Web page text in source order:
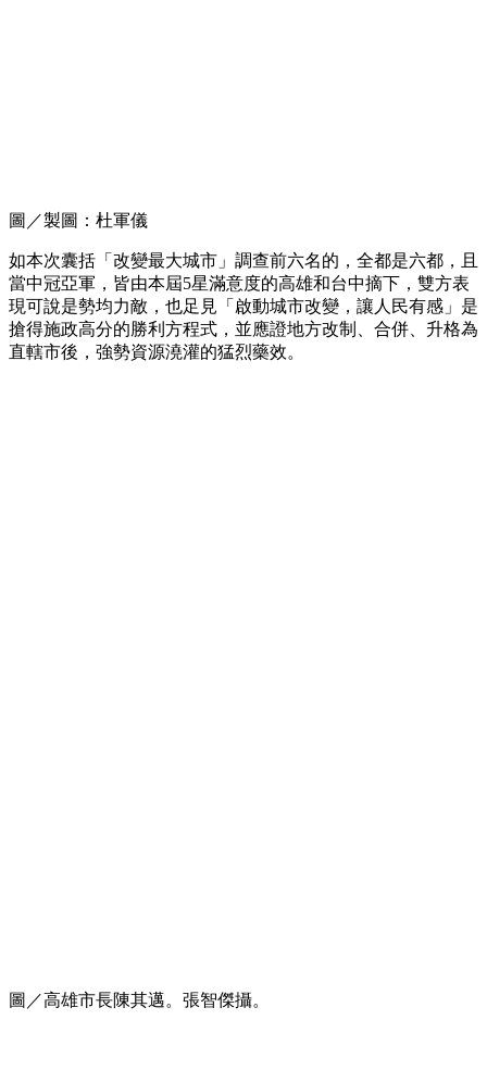
圖／製圖：杜軍儀
如本次囊括「改變最大城市」調查前六名的，全都是六都，且
當中冠亞軍，皆由本屆5星滿意度的高雄和台中摘下，雙方表
現可說是勢均力敵，也足見「啟動城市改變，讓人民有感」是
搶得施政高分的勝利方程式，並應證地方改制、合併、升格為
直轄市後，強勢資源澆灌的猛烈藥效。
圖／高雄市長陳其邁。張智傑攝。